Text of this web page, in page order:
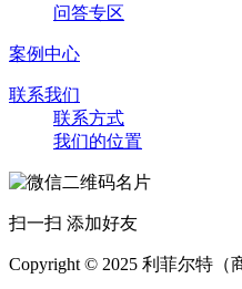
问答专区
案例中心
联系我们
联系方式
我们的位置
扫一扫 添加好友
Copyright © 2025 利菲尔特